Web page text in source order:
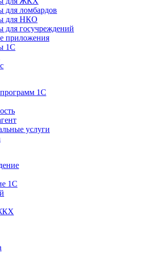
для ломбардов
для НКО
для госучреждений
приложения
1С
1С
услуги
1С